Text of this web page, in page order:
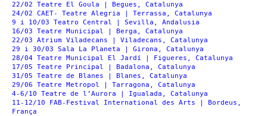
22/02 Teatre El Goula | Begues, Catalunya
24/02 CAET- Teatre Alegria | Terrassa, Catalunya
9 i 10/03 Teatro Central | Sevilla, Andalusia
16/03 Teatre Municipal | Berga, Catalunya
22/03 Atrium Viladecans | Viladecans, Catalunya
29 i 30/03 Sala La Planeta | Girona, Catalunya
28/04 Teatre Municipal El Jardí | Figueres, Catalunya
17/05 Teatre Principal | Badalona, Catalunya
31/05 Teatre de Blanes | Blanes, Catalunya
29/06 Teatre Metropol | Tarragona, Catalunya
4-6/10 Teatre de l’Aurora | Igualada, Catalunya
11-12/10 FAB-Festival International des Arts | Bordeus,
França